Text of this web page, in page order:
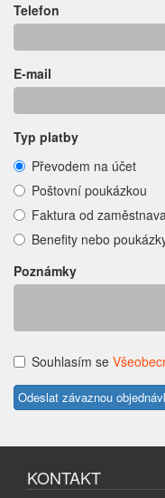
Telefon
E-mail
Typ platby
Převodem na účet
Poštovní poukázkou
Faktura od
Benefity nebo
Poznámky
Souhlasím se
KONTAKT